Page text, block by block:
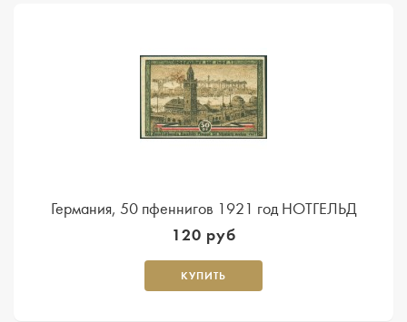
Германия, 50 пфеннигов 1921 год НОТГЕЛЬД
120 руб
КУПИТЬ